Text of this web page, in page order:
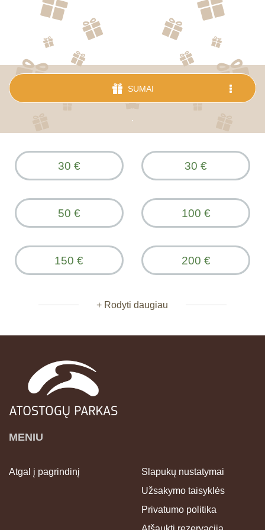
SUMAI
.
30 € 30 €
50 € 100 €
150 € 200 €
+ Rodyti daugiau
MENIU
Atgal į pagrindinį
Slapukų nustatymai
Užsakymo taisyklės
Privatumo politika